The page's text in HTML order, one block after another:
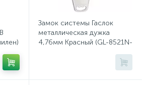
Замок системы Гаслок
металлическая дужка
4,76мм Красный (GL-8521N-